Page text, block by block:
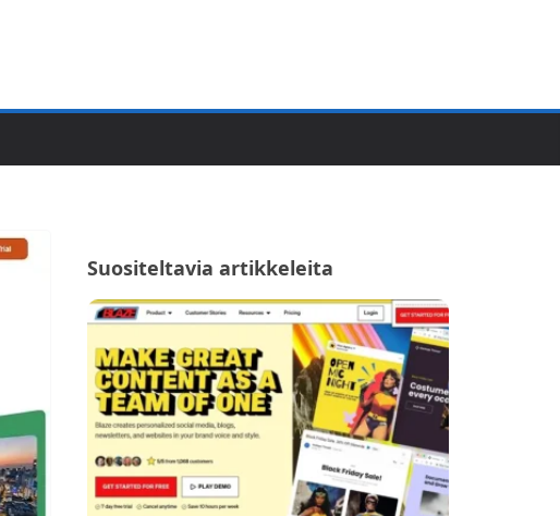
Suositeltavia artikkeleita